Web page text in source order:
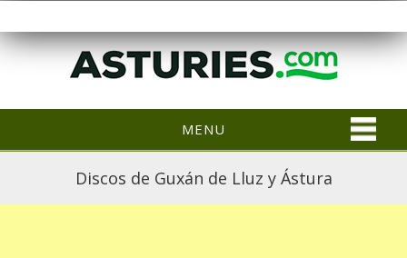
MENU
Discos de Guxán de Lluz y Ástura